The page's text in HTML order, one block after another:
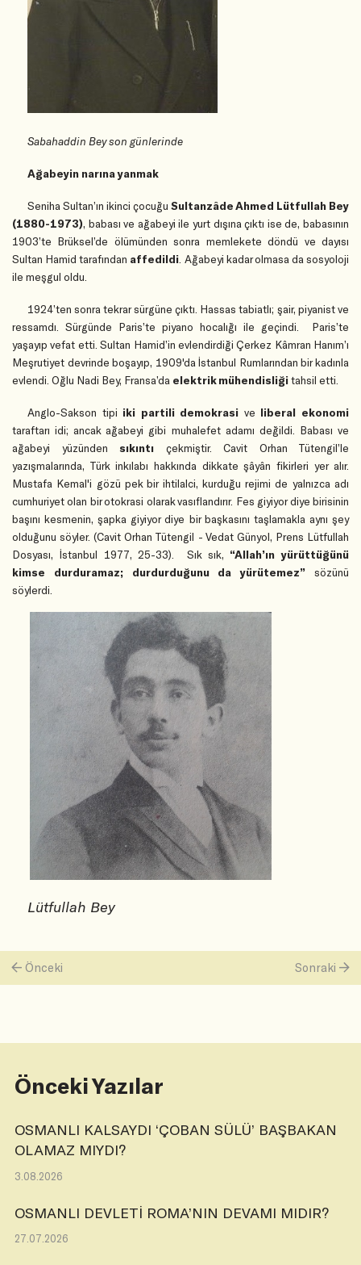
Sabahaddin Bey son günlerinde
Ağabeyin narına yanmak
Seniha Sultan’ın ikinci çocuğu Sultanzâde Ahmed Lütfullah Bey
(1880-1973), babası ve ağabeyi ile yurt dışına çıktı ise de, babasının
1903’te Brüksel’de ölümünden sonra memlekete döndü ve dayısı
Sultan Hamid tarafından affedildi. Ağabeyi kadar olmasa da sosyoloji
ile meşgul oldu.
1924’ten sonra tekrar sürgüne çıktı. Hassas tabiatlı; şair, piyanist ve
ressamdı. Sürgünde Paris’te piyano hocalığı ile geçindi.
Paris’te
yaşayıp vefat etti.Sultan Hamid’in evlendirdiği Çerkez Kâmran Hanım’ı
Meşrutiyet devrinde boşayıp, 1909'da İstanbul Rumlarından bir kadınla
evlendi. Oğlu Nadi Bey, Fransa’da elektrik mühendisliğitahsil etti.
Anglo-Sakson tipi iki partili demokrasi ve liberal ekonomi
taraftarı idi; ancak ağabeyi gibi muhalefet adamı değildi. Babası ve
ağabeyi yüzünden sıkıntı çekmiştir. Cavit Orhan Tütengil’le
yazışmalarında, Türk inkılabı hakkında dikkate şâyân fikirleri yer alır.
Mustafa Kemal'i gözü pek bir ihtilalci, kurduğu rejimi de yalnızca adı
cumhuriyet olan bir otokrasi olarak vasıflandırır. Fes giyiyor diye birisinin
başını kesmenin, şapka giyiyor diye bir başkasını taşlamakla aynı şey
olduğunu söyler. (Cavit Orhan Tütengil - Vedat Günyol, Prens Lütfullah
Dosyası, İstanbul 1977, 25-33).
Sık sık, “Allah’ın yürüttüğünü
kimse durduramaz;
durdurduğunu da yürütemez” sözünü
söylerdi.
Lütfullah Bey
Önceki Sonraki
Önceki Yazılar
OSMANLI KALSAYDI ‘ÇOBAN SÜLÜ’ BAŞBAKAN
OLAMAZ MIYDI?
3.08.2026
OSMANLI DEVLETİ ROMA’NIN DEVAMI MIDIR?
27.07.2026